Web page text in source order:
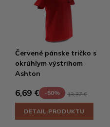
Červené pánske tričko s
okrúhlym výstrihom
Ashton
6,69 € -50% 13,37 €
DETAIL PRODUKTU